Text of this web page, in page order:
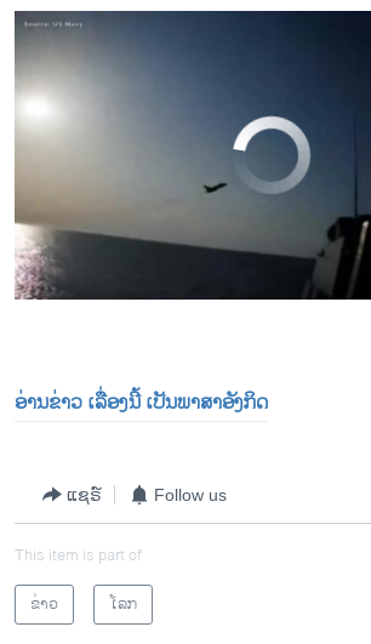
No media source currently
ອ່ານຂ່າວ ເລື່ອງນີ້ ເປັນພາສາອັງກິດ
ແຊຣ໌ Follow us
This item is part of
ຂ່າວ
ໂລກ